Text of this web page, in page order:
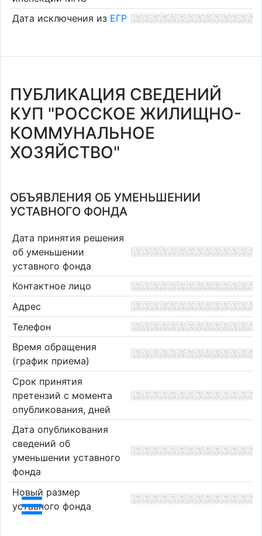
Дата исключения из ЕГР
ПУБЛИКАЦИЯ СВЕДЕНИЙ
КУП "РОССКОЕ ЖИЛИЩНО-
КОММУНАЛЬНОЕ
ХОЗЯЙСТВО"
ОБЪЯВЛЕНИЯ ОБ УМЕНЬШЕНИИ
УСТАВНОГО ФОНДА
Дата принятия решения
об уменьшении
уставного фонда
Контактное лицо
Адрес
Телефон
Время обращения
(график приема)
Срок принятия
претензий с момента
опубликования, дней
Дата опубликования
сведений об
уменьшении уставного
фонда
Новый размер
уставного фонда